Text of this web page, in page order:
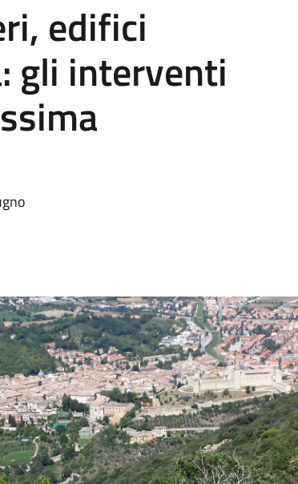
edifici
gli interventi